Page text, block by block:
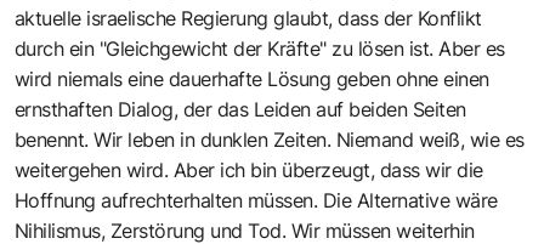
aktuelle israelische Regierung glaubt, dass der Konflikt
durch ein "Gleichgewicht der Kräfte" zu lösen ist. Aber es
wird niemals eine dauerhafte Lösung geben ohne einen
ernsthaften Dialog, der das Leiden auf beiden Seiten
benennt. Wir leben in dunklen Zeiten. Niemand weiß, wie es
weitergehen wird. Aber ich bin überzeugt, dass wir die
Hoffnung aufrechterhalten müssen. Die Alternative wäre
Nihilismus, Zerstörung und Tod. Wir müssen weiterhin